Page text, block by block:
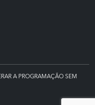
A PROGRAMAÇÃO SEM